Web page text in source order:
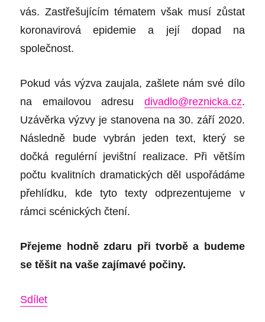
vás. Zastřešujícím tématem však musí zůstat
koronavirová epidemie a její dopad na
společnost.
Pokud vás výzva zaujala, zašlete nám své dílo
na emailovou adresu
divadlo@reznicka.cz.
Uzávěrka výzvy je stanovena na 30. září 2020.
Následně bude vybrán jeden text, který se
dočká regulérní jevištní realizace. Při větším
počtu kvalitních dramatických děl uspořádáme
přehlídku, kde tyto texty odprezentujeme v
rámci scénických čtení.
Přejeme hodně zdaru při tvorbě a budeme
se těšit na vaše zajímavé počiny.
Sdílet